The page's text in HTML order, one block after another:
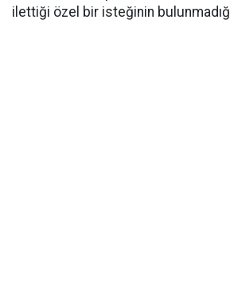
ilettiği özel bir isteğinin